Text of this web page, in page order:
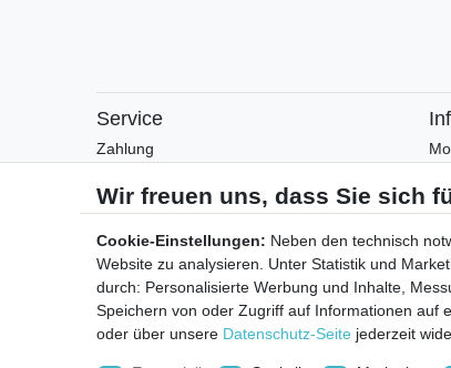
Service
Zahlung
Rückgabe
Helpcenter
Katalog
Kontakt
Cookie-Einstellungen: Neben den technisch
Website zu analysieren. Unter Statistik und
durch: Personalisierte Werbung und Inhalte,
Speichern von oder Zugriff auf Informationen auf
oder über unsere Datenschutz-Seite jederzeit